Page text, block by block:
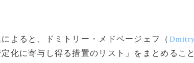
よると、ドミトリー・メドベージェフ（
化に寄与し得る措置のリスト」をまとめるこ